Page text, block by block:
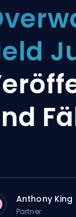
Anthony King
Partner